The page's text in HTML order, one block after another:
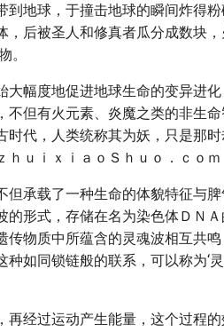
到地球，于撞击地球的瞬间炸得
，后被圣人和修真者瓜分成数块
。
大幅度地促进地球生命的变异进
不但有火元素、炎魔之类的非生
时代，人类统称其为妖，只是那
ｈｕｉｘｉａｏＳｈｕｏ．ｃｏｍ
但承载了一种生命的体貌特征与
的形式，存储在名为染色体ＤＮ
传物质中所蕴含的灵魂波相互共
如同锁链般的联系，可以称为‘
再经过运动产生能量，这个过程